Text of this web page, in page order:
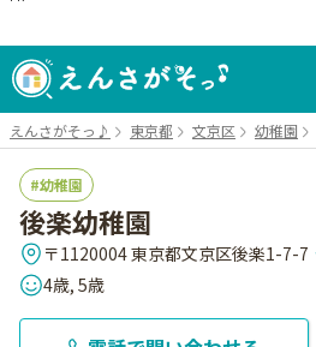
えんさがそっ♪ 東京都 文京区 幼稚園
幼稚園
後楽幼稚園
〒1120004 東京都文京区後楽1-7-7
4歳, 5歳